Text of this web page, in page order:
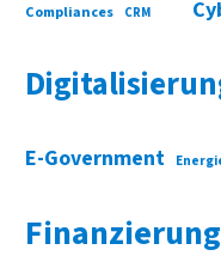
Compliances CRM
E-Government
Finanzierung